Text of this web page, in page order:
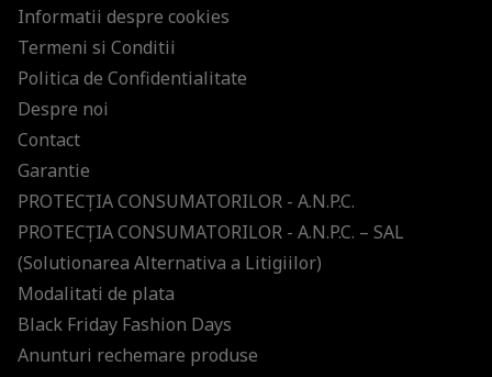
Informatii despre cookies
Termeni si Conditii
Politica de Confidentialitate
Despre noi
Contact
Garantie
PROTECŢIA CONSUMATORILOR - A.N.P.C.
PROTECŢIA CONSUMATORILOR - A.N.P.C. – SAL
(Solutionarea Alternativa a Litigiilor)
Modalitati de plata
Black Friday Fashion Days
Anunturi rechemare produse